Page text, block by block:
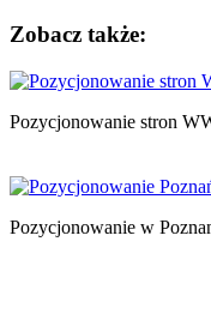
Zobacz także:
Pozycjonowanie stron
Pozycjonowanie w
Nawigacja
wpisu